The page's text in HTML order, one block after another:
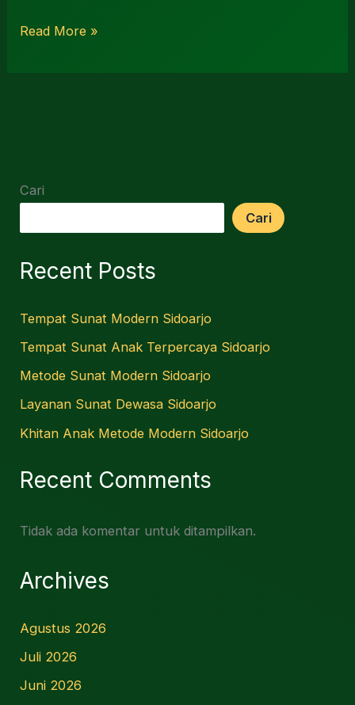
Read More »
Cari
Cari
Recent Posts
Tempat Sunat Modern Sidoarjo
Tempat Sunat Anak Terpercaya Sidoarjo
Metode Sunat Modern Sidoarjo
Layanan Sunat Dewasa Sidoarjo
Khitan Anak Metode Modern Sidoarjo
Recent Comments
Tidak ada komentar untuk ditampilkan.
Archives
Agustus 2026
Juli 2026
Juni 2026